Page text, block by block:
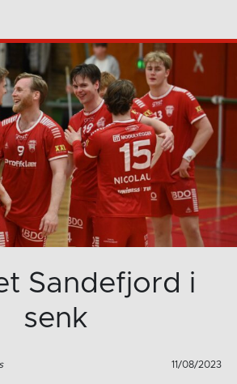
Sandefjord i
senk
11/08/2023